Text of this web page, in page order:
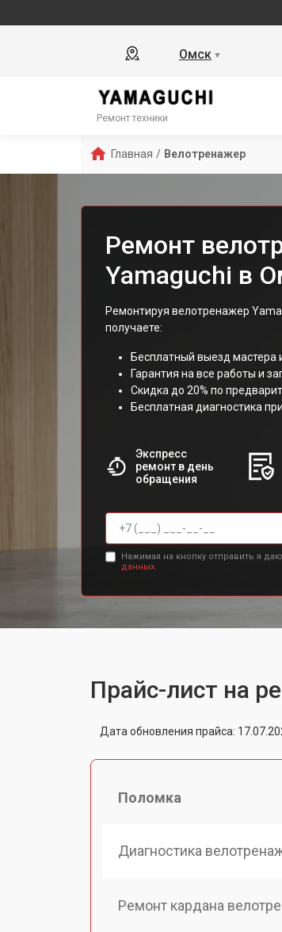
Омск ▼
Ремонт техники
Главная / Велотренажер
Ремонт
Yamaguchi в
Ремонтируя велотренажер
получаете:
Бесплатный выезд мастера
Гарантия на все работы и
Скидка до 20% по
Бесплатная диагностика
Экспресс
ремонт в день
обращения
Нажимая на кнопку отправить я
данных.
Прайс-лист на
Дата обновления прайса:
Поломка
Диагностика
Ремонт кардана